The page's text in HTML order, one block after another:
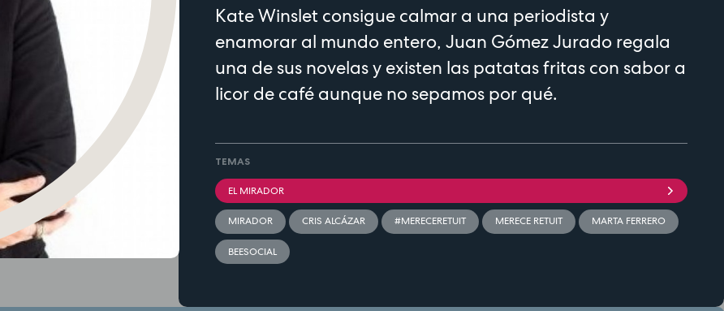
Kate Winslet consigue calmar a una periodista y
enamorar al mundo entero, Juan Gómez Jurado regala
una de sus novelas y existen las patatas fritas con sabor a
licor de café aunque no sepamos por qué.
TEMAS
EL MIRADOR
MIRADOR CRIS ALCÁZAR #MERECERETUIT MERECE RETUIT MARTA FERRERO
BEESOCIAL